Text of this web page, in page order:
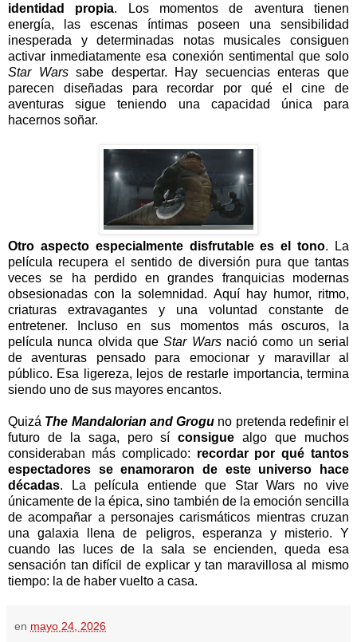
identidad propia. Los momentos de aventura tienen
energía, las escenas íntimas poseen una sensibilidad
inesperada y determinadas notas musicales consiguen
activar inmediatamente esa conexión sentimental que solo
Star Warssabe despertar. Hay secuencias enteras que
parecen diseñadas para recordar por qué el cine de
aventuras sigue teniendo una capacidad única para
hacernos soñar.
Otro aspecto especialmente disfrutable es el tono. La
película recupera el sentido de diversión pura que tantas
veces se ha perdido en grandes franquicias modernas
obsesionadas con la solemnidad. Aquí hay humor, ritmo,
criaturas extravagantes y una voluntad constante de
entretener. Incluso en sus momentos más oscuros, la
película nunca olvida queStar Wars nació como un serial
de aventuras pensado para emocionar y maravillar al
público. Esa ligereza, lejos de restarle importancia, termina
siendo uno de sus mayores encantos.
Quizá The Mandalorian and Grogu no pretenda redefinir el
futuro de la saga, pero síconsiguealgo que muchos
consideraban más complicado: recordar por qué tantos
espectadores se enamoraron de este universo hace
décadas. La película entiende que Star Wars no vive
únicamente de la épica, sino también de la emoción sencilla
de acompañar a personajes carismáticos mientras cruzan
una galaxia llena de peligros, esperanza y misterio. Y
cuando las luces de la sala se encienden, queda esa
sensación tan difícil de explicar y tan maravillosa al mismo
tiempo: la de haber vuelto a casa.
en mayo 24, 2026